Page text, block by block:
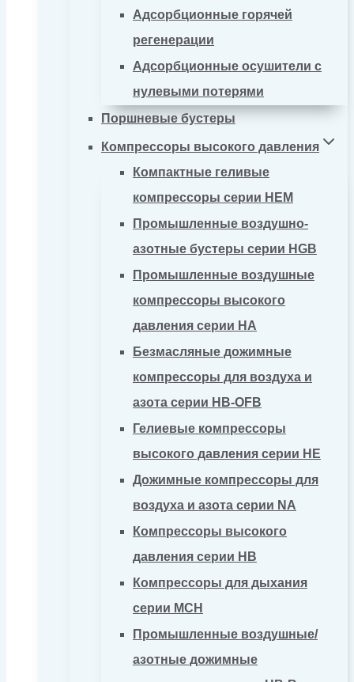
Адсорбционные горячей
регенерации
Адсорбционные осушители с
нулевыми потерями
Поршневые бустеры
Компрессоры высокого давления
Компактные геливые
компрессоры серии HEM
Промышленные воздушно-
азотные бустеры серии HGB
Промышленные воздушные
компрессоры высокого
давления серии HA
Безмасляные дожимные
компрессоры для воздуха и
азота серии HB-OFB
Гелиевые компрессоры
высокого давления серии HE
Дожимные компрессоры для
воздуха и азота серии NA
Компрессоры высокого
давления серии HB
Компрессоры для дыхания
серии MCH
Промышленные воздушные/
азотные дожимные